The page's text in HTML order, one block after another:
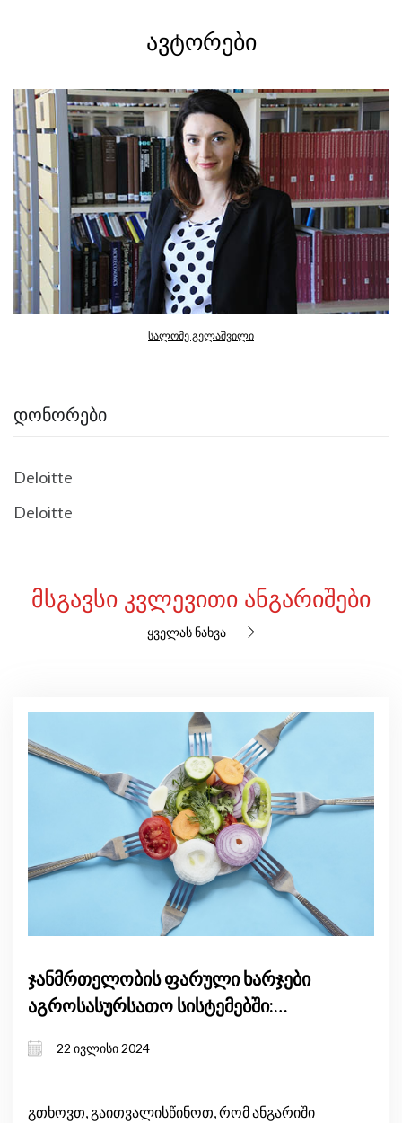
ᲐᲕᲢᲝᲠᲔᲑᲘ
სალომე გელაშვილი
ᲓᲝᲜᲝᲠᲔᲑᲘ
Deloitte
Deloitte
ᲛᲡᲒᲐᲕᲡᲘ ᲙᲕᲚᲔᲕᲘᲗᲘ ᲐᲜᲒᲐᲠᲘᲨᲔᲑᲘ
ყველას ნახვა
ჯანმრთელობის ფარული ხარჯები
აგროსასურსათო სისტემებში:
საპასუხო პოლიტიკა სამხრეთ
22 ივლისი 2024
გთხოვთ, გაითვალისწინოთ, რომ ანგარიში